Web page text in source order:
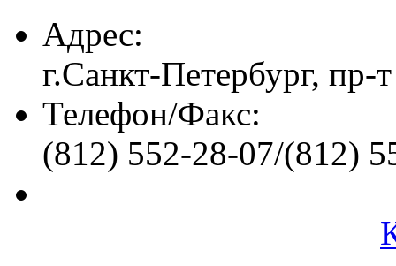
Адрес:
г.Санкт-Петербург, пр-
Телефон/Факс:
(812) 552-28-07/(812)